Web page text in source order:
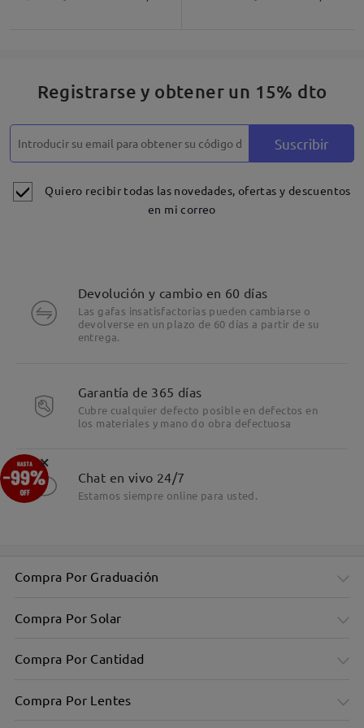
Detalles
Registrarse y obtener un 15% dto
Suscribir
Quiero recibir todas las novedades, ofertas y descuentos
en mi correo
Devolución y cambio en 60 días
Las gafas insatisfactorias pueden cambiarse o
devolverse en un plazo de 60 días a partir de su
entrega.
Garantía de 365 días
Cubre cualquier defecto posible en defectos en
los materiales y mano do obra defectuosa
Chat en vivo 24/7
Estamos siempre online para usted.
Compra Por Graduación
Compra Por Solar
Compra Por Cantidad
Compra Por Lentes
×